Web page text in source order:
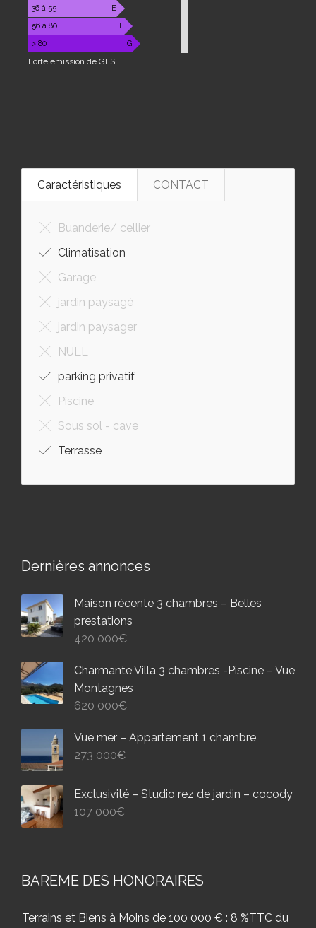
36 à 55
E
56 à 80
F
> 80
G
Forte émission de GES
Caractéristiques CONTACT
Buanderie/ cellier
Climatisation
Garage
jardin paysagé
jardin paysager
NULL
parking privatif
Piscine
Sous sol - cave
Terrasse
Dernières annonces
Maison récente 3 chambres – Belles
prestations
420 000€
Charmante Villa 3 chambres -Piscine – Vue
Montagnes
620 000€
Vue mer – Appartement 1 chambre
273 000€
Exclusivité – Studio rez de jardin – cocody
107 000€
BAREME DES HONORAIRES
Terrains et Biens à Moins de 100 000 € : 8 %TTC du